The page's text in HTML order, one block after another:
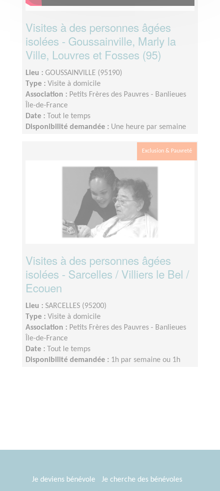
Visites à des personnes âgées
isolées - Goussainville, Marly la
Ville, Louvres et Fosses (95)
Lieu : GOUSSAINVILLE (95190)
Type : Visite à domicile
Association : Petits Frères des Pauvres - Banlieues
Île-de-France
Date :
Tout le temps
Disponibilité demandée : Une heure par semaine
Exclusion & Pauvreté
Visites à des personnes âgées
isolées - Sarcelles / Villiers le Bel /
Ecouen
Lieu : SARCELLES (95200)
Type : Visite à domicile
Association : Petits Frères des Pauvres - Banlieues
Île-de-France
Date :
Tout le temps
Disponibilité demandée : 1h par semaine ou 1h
Je deviens bénévole
Je cherche des bénévoles